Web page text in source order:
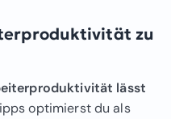
zu
lässt
optimierst du als